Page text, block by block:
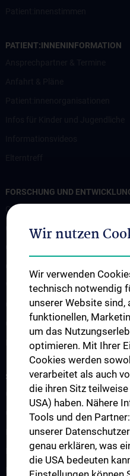
PATIENT:INNENINFORMATION
FORSCHUNG UND
CCP Starter Grant
CCP Next Generation
Wissenschaft in der Geburtshilfe
CCP Researcher
CCP Boards
PPIE - Patient and Public
STUDIUM, AUS- UND
CCP Ringvorlesung
CCP Simulation and Innovation
Fortbildungen Geburtshilfe
Fortbildungen
Fortbildungen der Kinder- und
Wir nutzen
Wir verwenden
technisch notwendig
unserer Website sind,
funktionellen,
um das
optimieren. Mit Ihrer
Cookies werden
verarbeitet als auch
die ihren Sitz
USA) haben. Nähere
Tools und den
unserer
genau erklären, was
die USA bedeuten